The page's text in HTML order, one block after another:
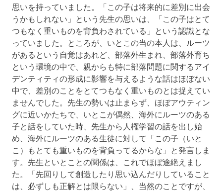
思いを持っていました。「この子は将来的に差別に出会
うかもしれない」という先生の思いは、「この子はとて
つもなく重いものを背負わされている」という認識とな
っていました。ところが、いとこの当の本人は、ルーツ
があるという自覚はあれど、部落外生まれ、部落外育ち
という環境の中で、親からも特に部落問題に関するアイ
デンティティの形成に影響を与えるような話はほぼない
中で、差別のことをとてつもなく重いものとは捉えてい
ませんでした。先生の勢いは止まらず、ほぼアウティン
グに近いかたちで、いとこが偶然、海外にルーツのある
子と話をしていた時、先生から人権学習の話を出し始
め、海外にルーツのある生徒に対して「この子（いと
こ）もとても重いものを背負ってるからな」と発言しま
す。先生といとことの関係は、これでほぼ途絶えまし
た。「先回りして創造したり思い込んだりしていること
は、必ずしも正解とは限らない」、当然のことですが、